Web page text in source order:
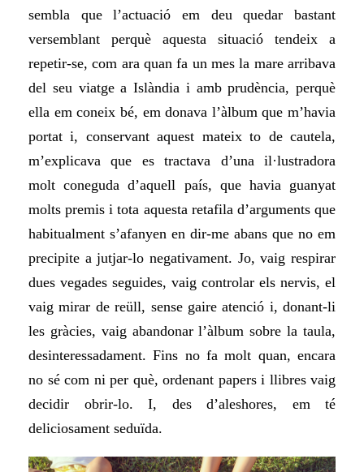
sembla que l’actuació em deu quedar bastant
versemblant perquè aquesta situació tendeix a
repetir-se, com ara quan fa un mes la mare arribava
del seu viatge a Islàndia i amb prudència, perquè
ella em coneix bé, em donava l’àlbum que m’havia
portat i, conservant aquest mateix to de cautela,
m’explicava que es tractava d’una il·lustradora
molt coneguda d’aquell país, que havia guanyat
molts premis i tota aquesta retafila d’arguments que
habitualment s’afanyen en dir-me abans que no em
precipite a jutjar-lo negativament. Jo, vaig respirar
dues vegades seguides, vaig controlar els nervis, el
vaig mirar de reüll, sense gaire atenció i, donant-li
les gràcies, vaig abandonar l’àlbum sobre la taula,
desinteressadament. Fins no fa molt quan, encara
no sé com ni per què, ordenant papers i llibres vaig
decidir obrir-lo. I, des d’aleshores, em té
deliciosament seduïda.